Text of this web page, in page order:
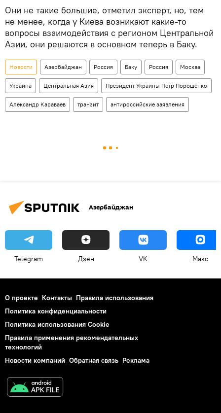
Они не такие большие, отметил эксперт, но, тем
не менее, когда у Киева возникают какие-то
вопросы взаимодействия с регионом Центральной
Азии, они решаются в основном теперь в Баку.
Новости Азербайджан Россия Баку Россия Москва
Украина Центральная Азия Президент Украины Петр Порошенко
Александр Караваев транзит антироссийские заявления
Азербайджан
Telegram Дзен VK Макс
О проекте Контакты Правила использования
Политика конфиденциальности
Политика использования Cookie
Правила применения рекомендательных
технологий
Новости компаний Обратная связь Реклама